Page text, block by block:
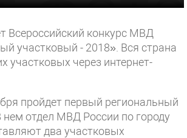
Всероссийский конкурс МВД
участковый - 2018». Вся страна
участковых через интернет-
пройдет первый региональный
нем отдел МВД России по городу
два участковых